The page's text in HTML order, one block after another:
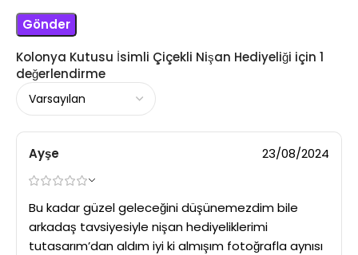
Kolonya Kutusu İsimli Çiçekli Nişan Hediyeliği için 1
değerlendirme
Ayşe 23/08/2024
Bu kadar güzel geleceğini düşünemezdim bile
arkadaş tavsiyesiyle nişan hediyeliklerimi
tutasarım’dan aldım iyi ki almışım fotoğrafla aynısı